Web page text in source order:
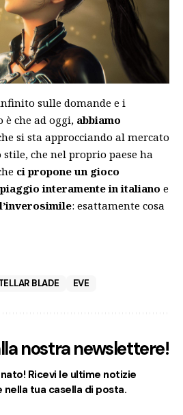
sulle domande e i
che ad oggi, abbiamo
si sta approcciando al mercato
che nel proprio paese ha
ci propone un gioco
interamente in italiano e
: esattamente cosa
BLADE EVE
nostra newslettere!
Ricevi le ultime notizie
tua casella di posta.